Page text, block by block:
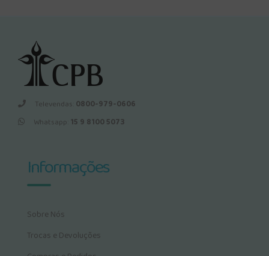
Televendas: 0800-979-0606
Whatsapp: 15 9 8100 5073
Informações
Sobre Nós
Trocas e Devoluções